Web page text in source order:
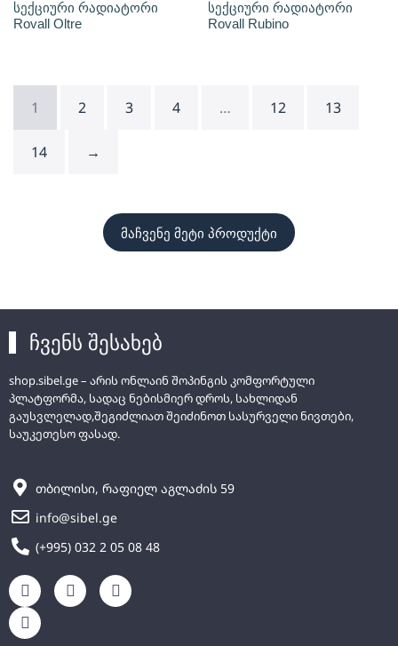
სექციური რადიატორი
Rovall Oltre
სექციური რადიატორი
Rovall Rubino
1 2 3 4 … 12 13
14 →
მაჩვენე მეტი პროდუქტი
ჩვენს შესახებ
shop.sibel.ge – არის ონლაინ შოპინგის კომფორტული
პლატფორმა, სადაც ნებისმიერ დროს, სახლიდან
გაუსვლელად,შეგიძლიათ შეიძინოთ სასურველი ნივთები,
საუკეთესო ფასად.
თბილისი, რაფიელ აგლაძის 59
info@sibel.ge
(+995) 032 2 05 08 48